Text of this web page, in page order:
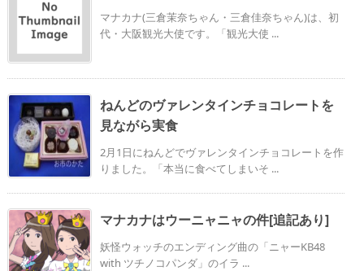
マナカナ(三倉茉奈ちゃん・三倉佳奈ちゃん)は、初
代・大阪観光大使です。「観光大使 ...
ねんどのヴァレンタインチョコレートを
見ながら実食
2月1日にねんどでヴァレンタインチョコレートを作
りました。「本当に食べてしまいそ ...
マナカナはウーニャニャの件[追記あり]
妖怪ウォッチのエンディング曲の「ニャーKB48
with ツチノコパンダ」のイラ ...